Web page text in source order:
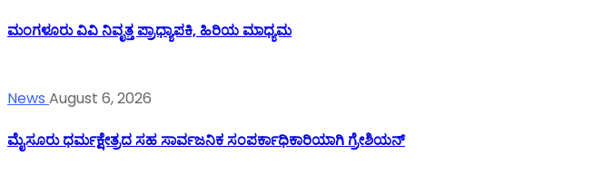
ಮಂಗಳೂರು ವಿವಿ ನಿವೃತ್ತ ಪ್ರಾಧ್ಯಾಪಕಿ, ಹಿರಿಯ ಮಾಧ್ಯಮ
News August 6, 2026
ಮೈಸೂರು ಧರ್ಮಕ್ಷೇತ್ರದ ಸಹ ಸಾರ್ವಜನಿಕ ಸಂಪರ್ಕಾಧಿಕಾರಿಯಾಗಿ ಗ್ರೇಶಿಯನ್